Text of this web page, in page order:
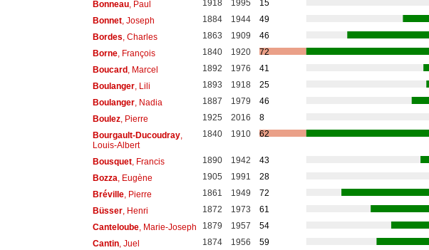
Bonneau, Paul 1918 1995
15
Bonnet, Joseph 1884 1944
49
Bordes, Charles 1863 1909
46
Borne, François 1840 1920
72
Boucard , Marcel 1892 1976
41
Boulanger, Lili 1893 1918
25
Boulanger, Nadia 1887 1979
46
Boulez, Pierre 1925 2016
8
Bourgault-Ducoudray,
Louis-Albert
1840 1910 62
Bousquet, Francis 1890 1942
43
Bozza, Eugène 1905 1991
28
Bréville, Pierre 1861 1949
72
Büsser, Henri 1872 1973
61
Canteloube, Marie-Joseph 1879 1957
54
Cantin, Juel 1874 1956
59